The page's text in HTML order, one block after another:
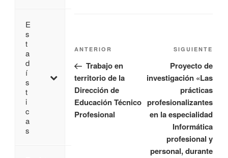
ANTERIOR
Trabajo en
territorio de la
Dirección de
Educación Técnico
Profesional
SIGUIENTE
Proyecto de
investigación «Las
prácticas
profesionalizantes
en la especialidad
Informática
profesional y
personal, durante
E
s
t
a
d
í
s
t
i
c
a
s